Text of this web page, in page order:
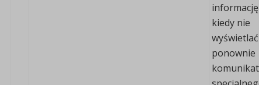
kiedy nie
wyświetlać
ponownie